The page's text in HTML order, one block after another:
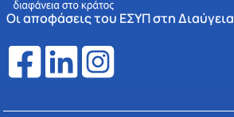
Οι αποφάσεις του ΕΣΥΠ στη Διαύγεια